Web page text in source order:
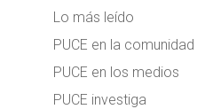
Lo más leído
PUCE en la comunidad
PUCE en los medios
PUCE investiga